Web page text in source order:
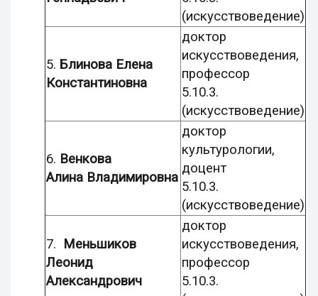
(искусствоведение)
5. Блинова Елена
Константиновна
доктор
искусствоведения,
профессор
5.10.3.
(искусствоведение)
6. Венкова
Алина Владимировна
доктор
культурологии,
доцент
5.10.3.
(искусствоведение)
7.
Меньшиков
Леонид
Александрович
доктор
искусствоведения,
профессор
5.10.3.